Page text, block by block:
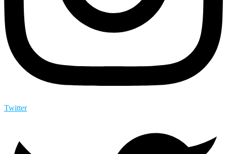
Twitter